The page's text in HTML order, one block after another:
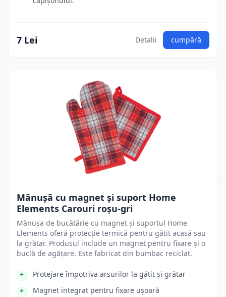
7 Lei Detalii cumpără
Mănușă cu magnet și suport Home
Elements Carouri roșu-gri
Mănușa de bucătărie cu magnet și suportul Home
Elements oferă protecție termică pentru gătit acasă sau
la grătar. Produsul include un magnet pentru fixare și o
buclă de agățare. Este fabricat din bumbac reciclat.
Protejare împotriva arsurilor la gătit și grătar
Magnet integrat pentru fixare ușoară